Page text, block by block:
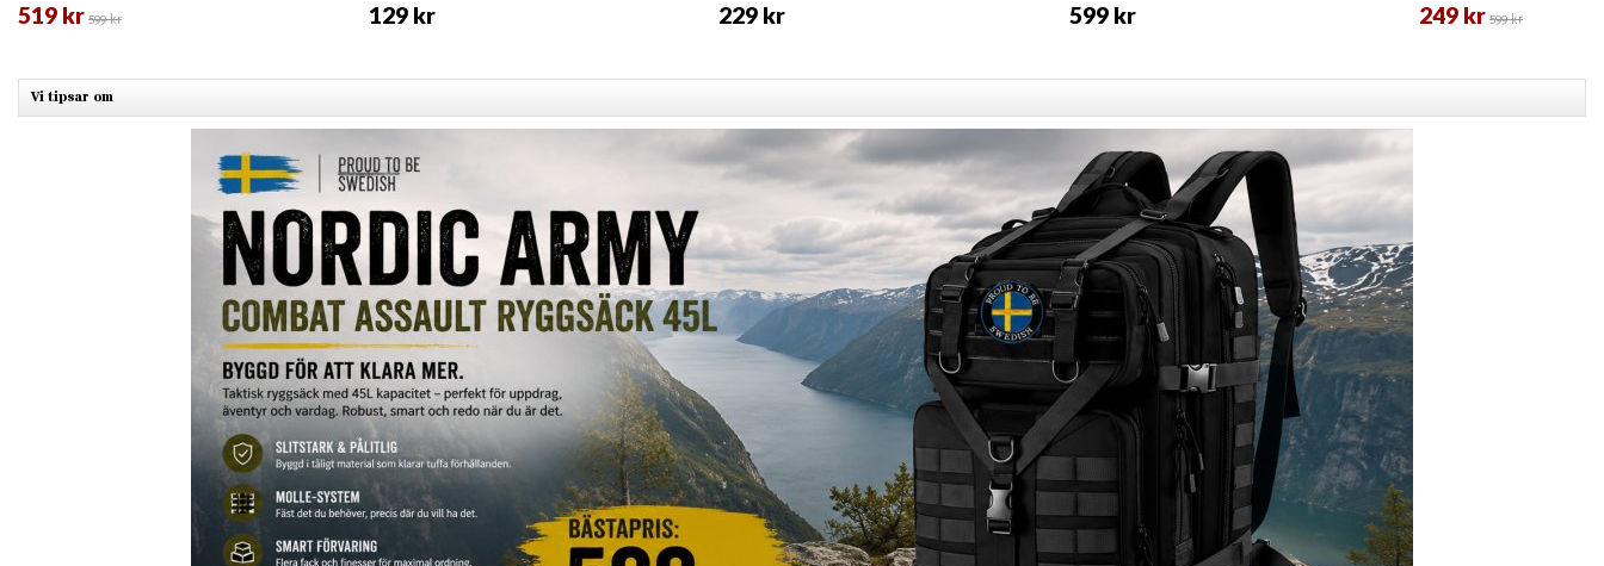
519 kr599 kr 129 kr 229 kr 599 kr 249 kr599 kr
Vi tipsar om